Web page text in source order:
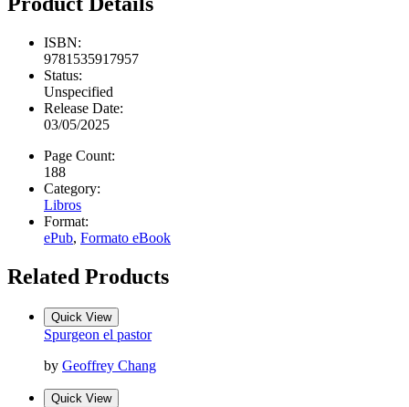
ISBN:
9781535917957
Status:
Unspecified
Release Date:
03/05/2025
Page Count:
188
Category:
Libros
Format:
ePub, Formato eBook
Related Products
Quick View
Spurgeon el pastor
by Geoffrey Chang
Quick View